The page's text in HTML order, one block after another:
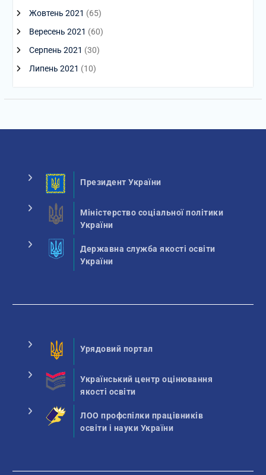
Жовтень 2021 (65)
Вересень 2021 (60)
Серпень 2021 (30)
Липень 2021 (10)
Президент України
Міністерство соціальної політики
України
Державна служба якості освіти
України
Урядовий портал
Український центр оцінювання
якості освіти
ЛОО профспілки працівників
освіти і науки України